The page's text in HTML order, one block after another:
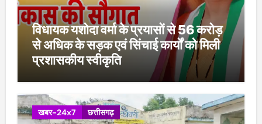
विधायक यशोदा वर्मा के प्रयासों से 56 करोड़
से अधिक के सड़क एवं सिंचाई कार्यों को मिली
प्रशासकीय स्वीकृति
खबर-24x7 छत्तीसगढ़